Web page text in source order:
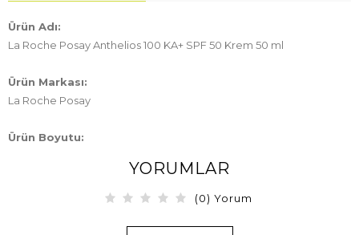
Ürün Adı:
La Roche Posay Anthelios 100 KA+ SPF 50 Krem 50 ml
Ürün Markası:
La Roche Posay
Ürün Boyutu:
YORUMLAR
(0) Yorum